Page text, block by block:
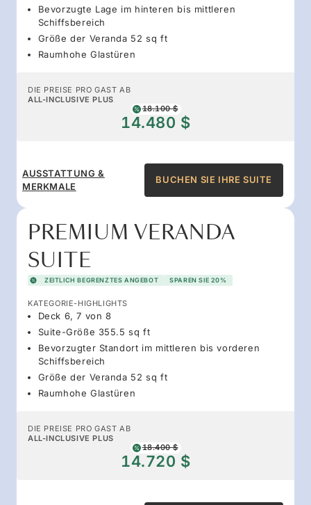
Bevorzugte Lage im hinteren bis mittleren
Schiffsbereich
Größe der Veranda 52 sq ft
Raumhohe Glastüren
DIE PREISE PRO GAST AB
ALL-INCLUSIVE PLUS
18.100 $
14.480 $
AUSSTATTUNG &
MERKMALE
BUCHEN SIE IHRE SUITE
PREMIUM VERANDA
SUITE
ZEITLICH BEGRENZTES ANGEBOT SPAREN SIE 20%
KATEGORIE-HIGHLIGHTS
Deck 6, 7 von 8
Suite-Größe 355.5 sq ft
Bevorzugter Standort im mittleren bis vorderen
Schiffsbereich
Größe der Veranda 52 sq ft
Raumhohe Glastüren
DIE PREISE PRO GAST AB
ALL-INCLUSIVE PLUS
18.400 $
14.720 $